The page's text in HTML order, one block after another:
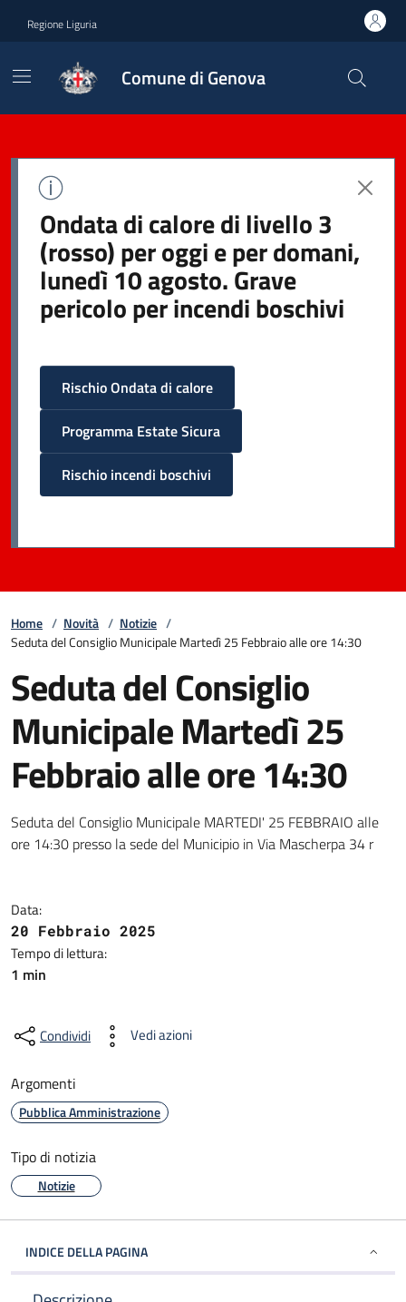
Regione Liguria
Comune di Genova
Ondata di calore di livello 3
(rosso) per oggi e per domani,
lunedì 10 agosto. Grave
pericolo per incendi boschivi
Rischio Ondata di calore
Programma Estate Sicura
Rischio incendi boschivi
Home / Novità / Notizie /
Seduta del Consiglio Municipale Martedì 25 Febbraio alle ore 14:30
Seduta del Consiglio
Municipale Martedì 25
Febbraio alle ore 14:30
Seduta del Consiglio Municipale MARTEDI' 25 FEBBRAIO alle
ore 14:30 presso la sede del Municipio in Via Mascherpa 34 r
Data:
20 Febbraio 2025
Tempo di lettura:
1 min
Condividi Vedi azioni
Argomenti
Pubblica Amministrazione
Tipo di notizia
Notizie
INDICE DELLA PAGINA